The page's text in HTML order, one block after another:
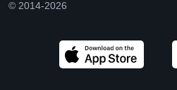
© 2014-2026